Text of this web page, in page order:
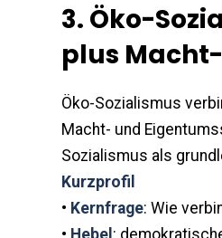
3. Öko-
plus
Öko-Sozialismus
Macht- und
Sozialismus als
Kurzprofil
• Kernfrage: Wie
• Hebel :